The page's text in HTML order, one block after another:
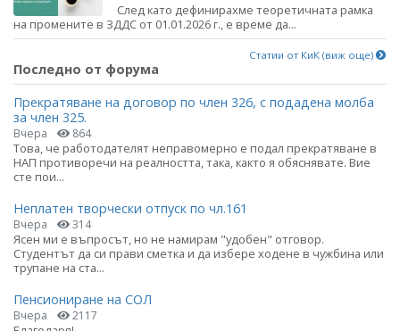
След като дефинирахме теоретичната рамка
на промените в ЗДДС от 01.01.2026 г., е време да...
Статии от КиК (виж още)
Последно от форума
Прекратяване на договор по член 326, с подадена молба
за член 325.
Вчера 864
Това, че работодателят неправомерно е подал прекратяване в
НАП противоречи на реалността, така, както я обяснявате. Вие
сте пои...
Неплатен творчески отпуск по чл.161
Вчера 314
Ясен ми е въпросът, но не намирам "удобен" отговор.
Студентът да си прави сметка и да избере ходене в чужбина или
трупане на ста...
Пенсиониране на СОЛ
Вчера 2117